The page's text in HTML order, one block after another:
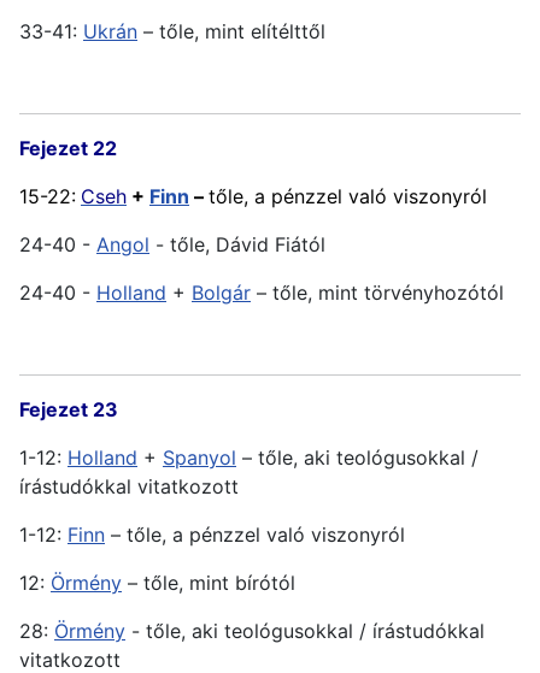
33-41: Ukrán – tőle, mint elítélttől
Fejezet 22
15-22: Cseh + Finn – tőle, a pénzzel való viszonyról
24-40 - Angol - tőle, Dávid Fiától
24-40 - Holland + Bolgár – tőle, mint törvényhozótól
Fejezet 23
1-12: Holland + Spanyol – tőle, aki teológusokkal /
írástudókkal vitatkozott
1-12: Finn – tőle, a pénzzel való viszonyról
12: Örmény – tőle, mint bírótól
28: Örmény - tőle, aki teológusokkal / írástudókkal
vitatkozott